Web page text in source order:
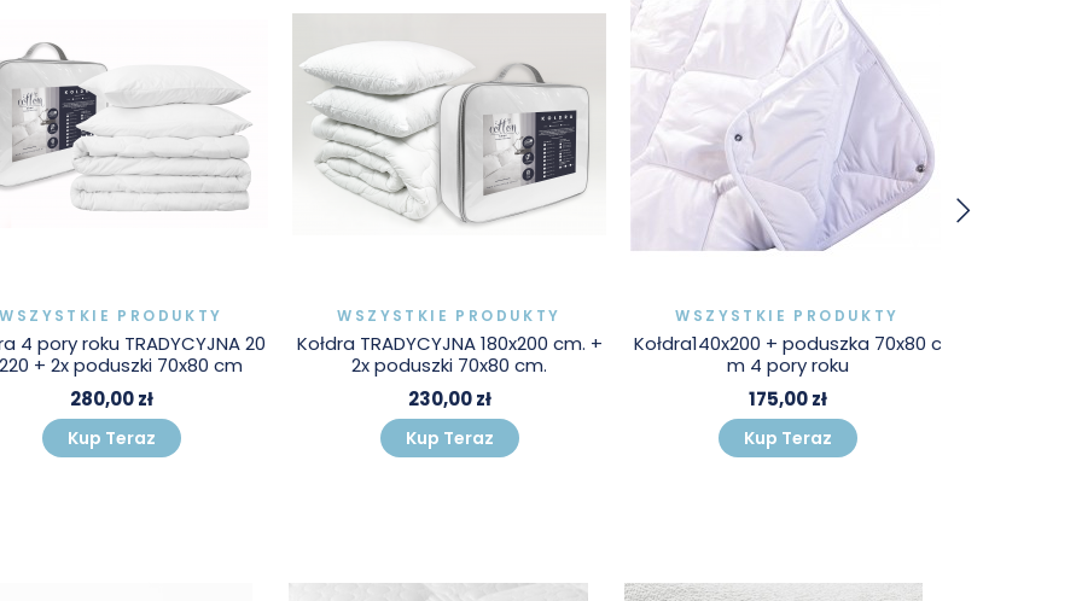
WSZYSTKIE PRODUKTY
TRADYCYJNA 180x200 cm. +
2x poduszki 70x80 cm.
230,00 zł
Kup Teraz
WSZYSTKIE PRODUKTY
Kołdra140x200 + poduszka 70x80 c
m 4 pory roku
175,00 zł
Kup Teraz
WSZYSTKIE PRODUKTY
Kołdra TRADYCYJNA 200x220 cm. +
2x poduszki 70x80 cm.
250,00 zł
Kup Teraz